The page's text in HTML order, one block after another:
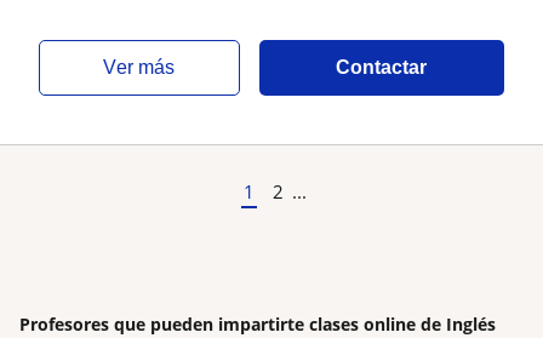
ver más Contactar
1 2 ...
Profesores que pueden impartirte clases online de Inglés